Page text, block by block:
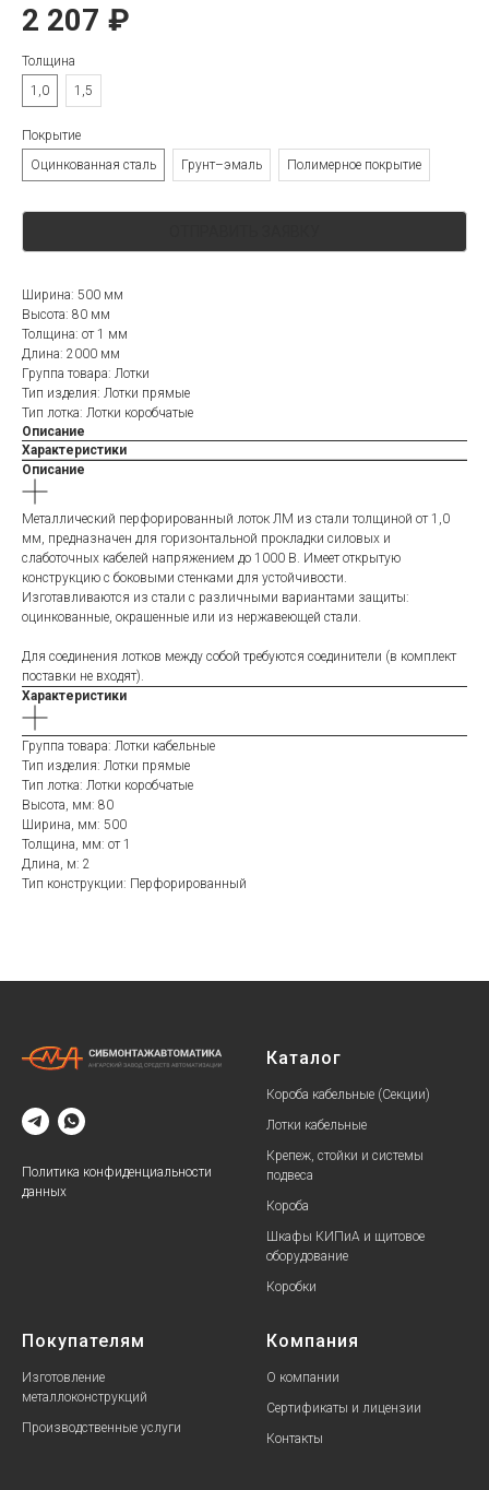
2 207 ₽
Толщина
1,0
1,5
Покрытие
Оцинкованная сталь
Грунт–эмаль Полимерное покрытие
Ширина: 500 мм
Высота: 80 мм
Толщина: от 1 мм
Длина: 2000 мм
Группа товара: Лотки
Тип изделия: Лотки прямые
Тип лотка: Лотки коробчатые
Описание
Характеристики
Описание
Металлический перфорированный лоток ЛМ из стали толщиной от 1,0
мм, предназначен для горизонтальной прокладки силовых и
слаботочных кабелей напряжением до 1000 В. Имеет открытую
конструкцию с боковыми стенками для устойчивости.
Изготавливаются из стали с различными вариантами защиты:
оцинкованные, окрашенные или из нержавеющей стали.
Для соединения лотков между собой требуются соединители (в комплект
поставки не входят).
Характеристики
Группа товара: Лотки кабельные
Тип изделия: Лотки прямые
Тип лотка: Лотки коробчатые
Высота, мм: 80
Ширина, мм: 500
Толщина, мм: от 1
Длина, м: 2
Тип конструкции: Перфорированный
Политика конфиденциальности
данных
Каталог
Короба кабельные (Секции)
Лотки кабельные
Крепеж, стойки и системы
подвеса
Короба
Шкафы КИПиА и щитовое
оборудование
Коробки
Покупателям
Изготовление
металлоконструкций
Производственные услуги
Компания
О компании
Сертификаты и лицензии
Контакты